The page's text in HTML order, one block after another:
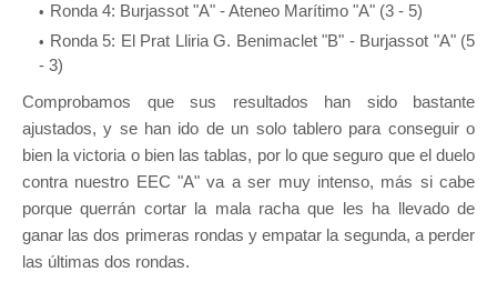
Ronda 4: Burjassot "A" - Ateneo Marítimo "A" (3 - 5)
Ronda 5: El Prat Lliria G. Benimaclet "B" - Burjassot "A" (5
- 3)
Comprobamos que sus resultados han sido bastante
ajustados, y se han ido de un solo tablero para conseguir o
bien la victoria o bien las tablas, por lo que seguro que el duelo
contra nuestro EEC "A" va a ser muy intenso, más si cabe
porque querrán cortar la mala racha que les ha llevado de
ganar las dos primeras rondas y empatar la segunda, a perder
las últimas dos rondas.